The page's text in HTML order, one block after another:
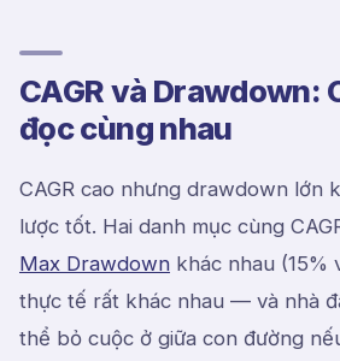
CAGR và Drawdown:
đọc cùng nhau
CAGR cao nhưng drawdown lớn
lược tốt. Hai danh mục cùng
Max Drawdown khác nhau (15%
thực tế rất khác nhau — và nhà
thể bỏ cuộc ở giữa con đường